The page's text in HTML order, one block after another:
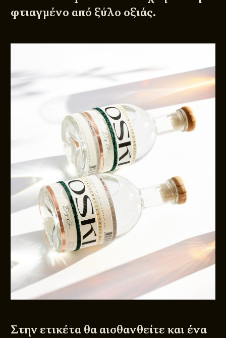
φτιαγμένο από ξύλο οξιάς.
Στην ετικέτα θα αισθανθείτε και ένα